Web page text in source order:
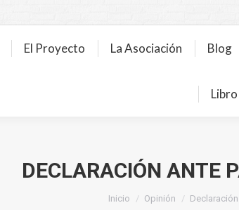
El Proyecto La Asociación Blog
DECLARACIÓN ANTE
Estás aquí:
Inicio Opinión